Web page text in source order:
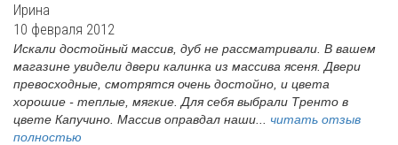
Ирина
10 февраля 2012
Искали достойный массив, дуб не рассматривали. В вашем
магазине увидели двери калинка из массива ясеня. Двери
превосходные, смотрятся очень достойно, и цвета
хорошие - теплые, мягкие. Для себя выбрали Тренто в
цвете Капучино. Массив оправдал наши... читать отзыв
полностью